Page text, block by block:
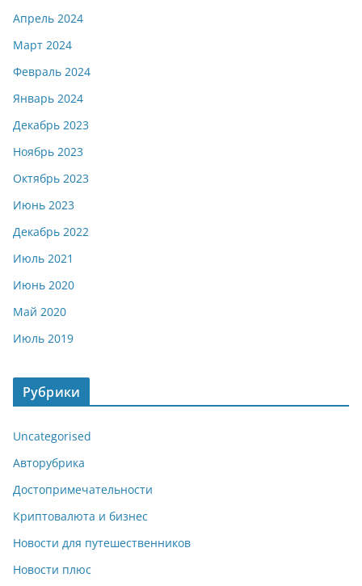
Апрель 2024
Март 2024
Февраль 2024
Январь 2024
Декабрь 2023
Ноябрь 2023
Октябрь 2023
Июнь 2023
Декабрь 2022
Июль 2021
Июнь 2020
Май 2020
Июль 2019
Рубрики
Uncategorised
Авторубрика
Достопримечательности
Криптовалюта и бизнес
Новости для путешественников
Новости плюс